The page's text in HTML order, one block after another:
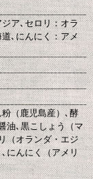
ア､セロリ：オラ
､にんにく：アメ
（鹿児島産）､酵
油､黒こしょう（マ
（オランダ・エジ
にんにく（アメリ